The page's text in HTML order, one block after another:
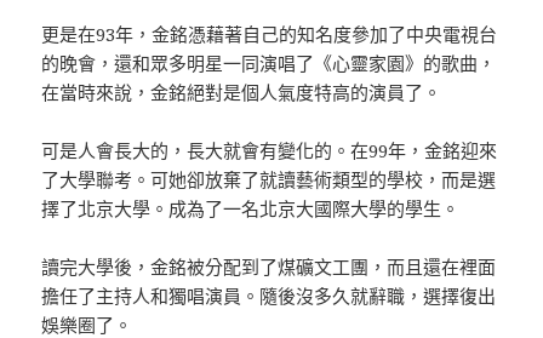
更是在93年，金銘憑藉著自己的知名度參加了中央電視台
的晚會，還和眾多明星一同演唱了《心靈家園》的歌曲，
在當時來說，金銘絕對是個人氣度特高的演員了。
可是人會長大的，長大就會有變化的。在99年，金銘迎來
了大學聯考。可她卻放棄了就讀藝術類型的學校，而是選
擇了北京大學。成為了一名北京大國際大學的學生。
讀完大學後，金銘被分配到了煤礦文工團，而且還在裡面
擔任了主持人和獨唱演員。隨後沒多久就辭職，選擇復出
娛樂圈了。